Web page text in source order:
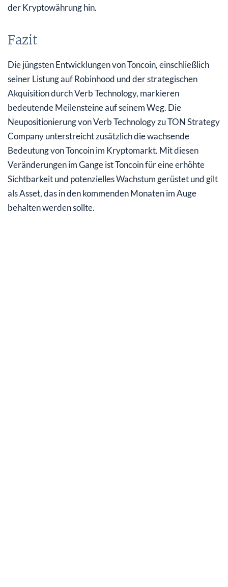
der Kryptowährung hin.
Fazit
Die jüngsten Entwicklungen von Toncoin, einschließlich
seiner Listung auf Robinhood und der strategischen
Akquisition durch Verb Technology, markieren
bedeutende Meilensteine auf seinem Weg. Die
Neupositionierung von Verb Technology zu TON Strategy
Company unterstreicht zusätzlich die wachsende
Bedeutung von Toncoin im Kryptomarkt. Mit diesen
Veränderungen im Gange ist Toncoin für eine erhöhte
Sichtbarkeit und potenzielles Wachstum gerüstet und gilt
als Asset, das in den kommenden Monaten im Auge
behalten werden sollte.